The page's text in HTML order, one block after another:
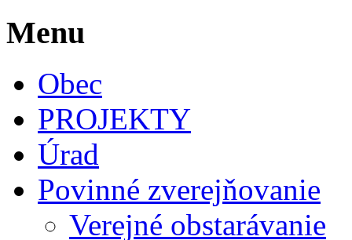
Menu
Obec
PROJEKTY
Úrad
Povinné zverejňovanie
Verejné obstarávanie